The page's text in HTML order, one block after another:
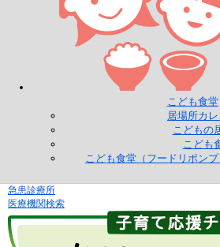
こども食堂
居場所カ
こどもの
こども
こども食堂（フードリボンプ
急患診療所
医療機関検索